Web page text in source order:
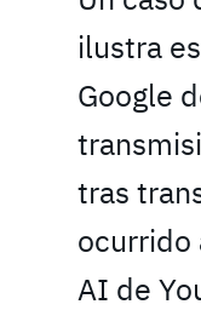
ilustra
Google
tras
ocurrido
AI de